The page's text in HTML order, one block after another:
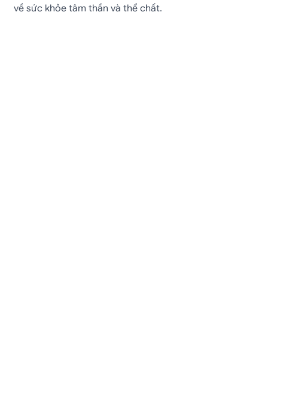
về sức khỏe tâm thần và thể chất.